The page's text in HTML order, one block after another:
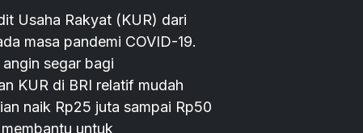
Usaha Rakyat (KUR) dari
masa pandemi COVID-19.
segar bagi
KUR di BRI relatif mudah
naik Rp25 juta sampai Rp50
untuk